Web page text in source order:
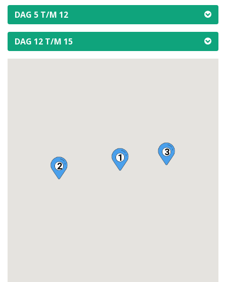
DAG 5 T/M 12
DAG 12 T/M 15
1
2
3